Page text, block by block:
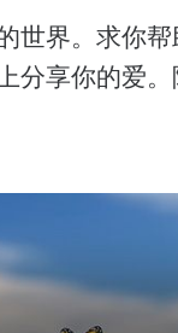
世界。求你
分享你的爱。